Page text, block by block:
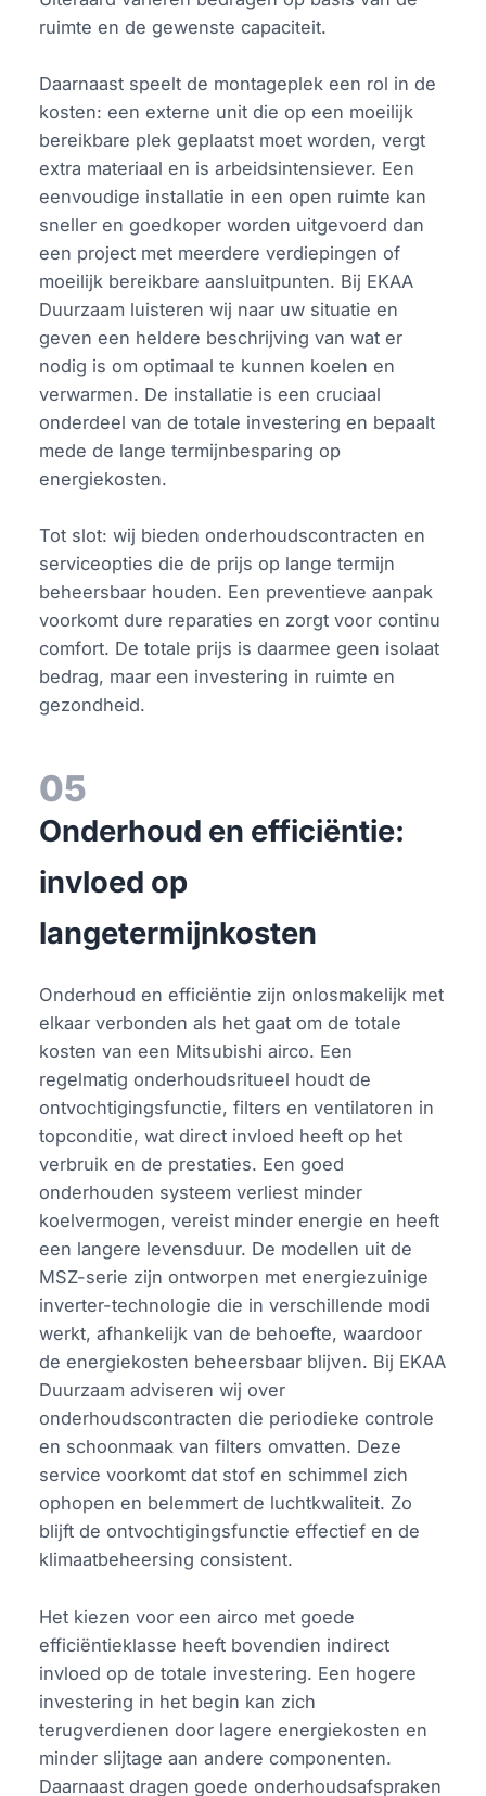
ruimte en de gewenste capaciteit.
Daarnaast speelt de montageplek een rol in de
kosten: een externe unit die op een moeilijk
bereikbare plek geplaatst moet worden, vergt
extra materiaal en is arbeidsintensiever. Een
eenvoudige installatie in een open ruimte kan
sneller en goedkoper worden uitgevoerd dan
een project met meerdere verdiepingen of
moeilijk bereikbare aansluitpunten. Bij EKAA
Duurzaam luisteren wij naar uw situatie en
geven een heldere beschrijving van wat er
nodig is om optimaal te kunnen koelen en
verwarmen. De installatie is een cruciaal
onderdeel van de totale investering en bepaalt
mede de lange termijnbesparing op
energiekosten.
Tot slot: wij bieden onderhoudscontracten en
serviceopties die de prijs op lange termijn
beheersbaar houden. Een preventieve aanpak
voorkomt dure reparaties en zorgt voor continu
comfort. De totale prijs is daarmee geen isolaat
bedrag, maar een investering in ruimte en
gezondheid.
05
Onderhoud en efficiëntie:
invloed op
langetermijnkosten
Onderhoud en efficiëntie zijn onlosmakelijk met
elkaar verbonden als het gaat om de totale
kosten van een Mitsubishi airco. Een
regelmatig onderhoudsritueel houdt de
ontvochtigingsfunctie, filters en ventilatoren in
topconditie, wat direct invloed heeft op het
verbruik en de prestaties. Een goed
onderhouden systeem verliest minder
koelvermogen, vereist minder energie en heeft
een langere levensduur. De modellen uit de
MSZ-serie zijn ontworpen met energiezuinige
inverter-technologie die in verschillende modi
werkt, afhankelijk van de behoefte, waardoor
de energiekosten beheersbaar blijven. Bij EKAA
Duurzaam adviseren wij over
onderhoudscontracten die periodieke controle
en schoonmaak van filters omvatten. Deze
service voorkomt dat stof en schimmel zich
ophopen en belemmert de luchtkwaliteit. Zo
blijft de ontvochtigingsfunctie effectief en de
klimaatbeheersing consistent.
Het kiezen voor een airco met goede
efficiëntieklasse heeft bovendien indirect
invloed op de totale investering. Een hogere
investering in het begin kan zich
terugverdienen door lagere energiekosten en
minder slijtage aan andere componenten.
Daarnaast dragen goede onderhoudsafspraken